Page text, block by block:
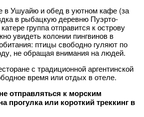
Ушуайю и обед в уютном кафе (за
в рыбацкую деревню Пуэрто-
группа отправится к острову
увидеть колонии пингвинов в
птицы свободно гуляют по
не обращая внимания на людей.
с традиционной аргентинской
время или отдых в отеле.
отправляться к морским
прогулка или короткий треккинг в